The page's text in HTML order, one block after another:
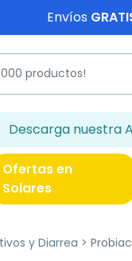
Envíos
Descarga nuestra
Ofertas en
Solares
y Diarrea